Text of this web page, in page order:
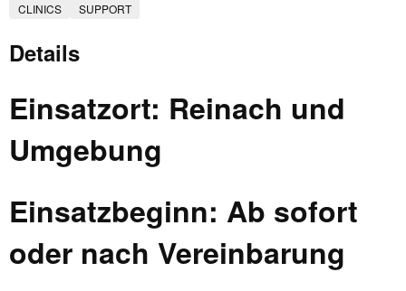
CLINICS SUPPORT
Details
Einsatzort: Reinach und
Umgebung
Einsatzbeginn: Ab sofort
oder nach Vereinbarung